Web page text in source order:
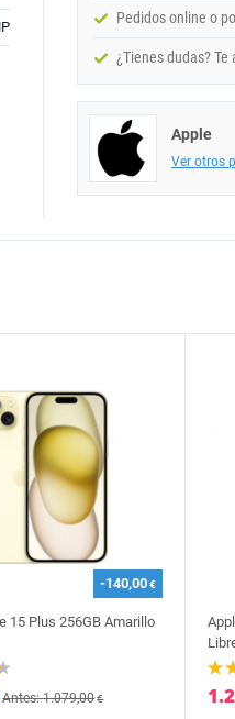
Pedidos online o
¿Tienes dudas? Te
Apple
Ver otros
-140,00€
15 Plus 256GB Amarillo
Antes: 1.079,00€